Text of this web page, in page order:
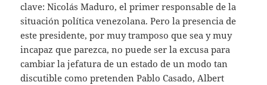
clave: Nicolás Maduro, el primer responsable de la
situación política venezolana. Pero la presencia de
este presidente, por muy tramposo que sea y muy
incapaz que parezca, no puede ser la excusa para
cambiar la jefatura de un estado de un modo tan
discutible como pretenden Pablo Casado, Albert